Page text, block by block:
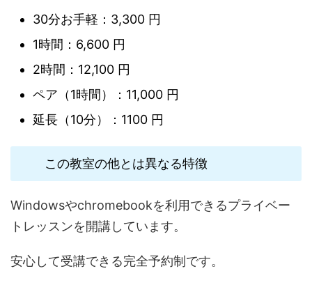
30分お手軽：3,300 円
1時間：6,600 円
2時間：12,100 円
ペア（1時間）：11,000 円
延長（10分）：1100 円
この教室の他とは異なる特徴
Windowsやchromebookを利用できるプライベー
トレッスンを開講しています。
安心して受講できる完全予約制です。